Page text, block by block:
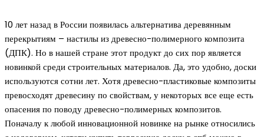
10 лет назад в России появилась альтернатива деревянным
перекрытиям – настилы из древесно-полимерного композита
(ДПК). Но в нашей стране этот продукт до сих пор является
новинкой среди строительных материалов. Да, это удобно, доски
используются сотни лет. Хотя древесно-пластиковые композиты
превосходят древесину по свойствам, у некоторых все еще есть
опасения по поводу древесно-полимерных композитов.
Поначалу к любой инновационной новинке на рынке относились